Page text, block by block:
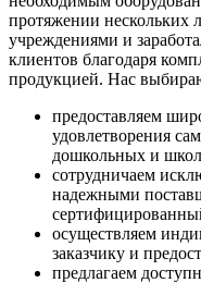
протяжении нескольких
учреждениями и
клиентов благодаря
продукцией. Нас
предоставляем
удовлетворения
дошкольных и
сотрудничаем
надежными
осуществляем
заказчику и
предлагаем